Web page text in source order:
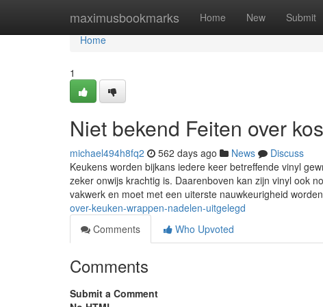
maximusbookmarks Home New Submit
Home
Home
1
Niet bekend Feiten over
michael494h8fq2 562 days ago News
Discuss
Keukens worden bijkans iedere keer betreffende vinyl
zeker onwijs krachtig is. Daarenboven kan zijn vinyl ook
vakwerk en moet met een uiterste nauwkeurigheid
over-keuken-wrappen-nadelen-uitgelegd
Comments
Who Upvoted
Comments
Submit a Comment